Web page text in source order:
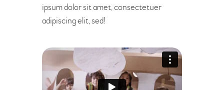
ipsum dolor sit amet, consectetuer
adipiscing elit, sed!